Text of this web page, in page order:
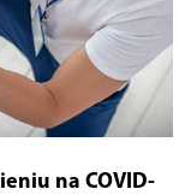
na COVID-